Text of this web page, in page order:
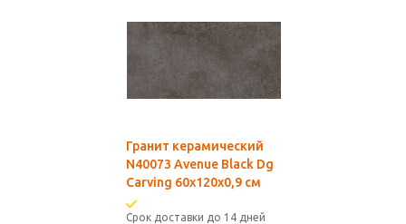
Гранит керамический
N40073 Avenue Black Dg
Carving 60x120х0,9 см
Срок доставки до 14 дней